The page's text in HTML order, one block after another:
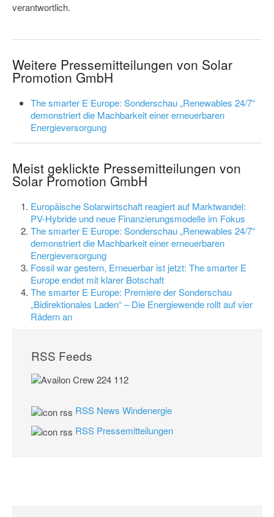
verantwortlich.
Weitere Pressemitteilungen von Solar
Promotion GmbH
The smarter E Europe: Sonderschau „Renewables 24/7“
demonstriert die Machbarkeit einer erneuerbaren
Energieversorgung
Meist geklickte Pressemitteilungen von
Solar Promotion GmbH
Europäische Solarwirtschaft reagiert auf Marktwandel:
PV-Hybride und neue Finanzierungsmodelle im Fokus
The smarter E Europe: Sonderschau „Renewables 24/7“
demonstriert die Machbarkeit einer erneuerbaren
Energieversorgung
Fossil war gestern, Erneuerbar ist jetzt: The smarter E
Europe endet mit klarer Botschaft
The smarter E Europe: Premiere der Sonderschau
„Bidirektionales Laden“ – Die Energiewende rollt auf vier
Rädern an
RSS Feeds
RSS News Windenergie
RSS Pressemitteilungen